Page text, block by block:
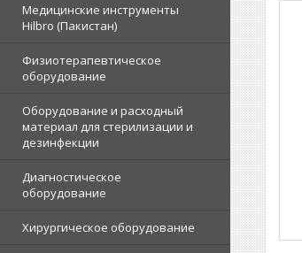
Медицинские инструменты
Hilbro (Пакистан)
Физиотерапевтическое
оборудование
Оборудование и расходный
материал для стерилизации и
дезинфекции
Диагностическое
оборудование
Хирургическое оборудование